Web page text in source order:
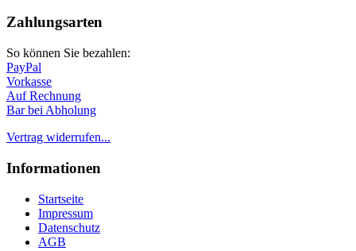
oben
Zahlungsarten
So können Sie bezahlen:
PayPal
Vorkasse
Auf Rechnung
Bar bei Abholung
Vertrag widerrufen...
Informationen
Startseite
Impressum
Datenschutz
AGB